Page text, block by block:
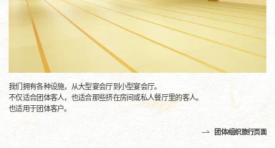
我们拥有各种设施，从大型宴会厅到小型宴会厅。
不仅适合团体客人，也适合那些挤在房间或私人餐厅里的客人。
也适用于团体客户。
团体/组织旅行页面